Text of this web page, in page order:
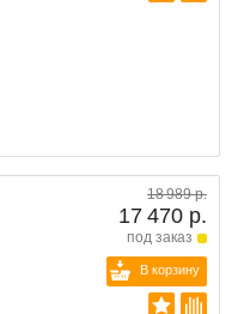
18 989 р.
17 470 р.
под заказ
В корзину